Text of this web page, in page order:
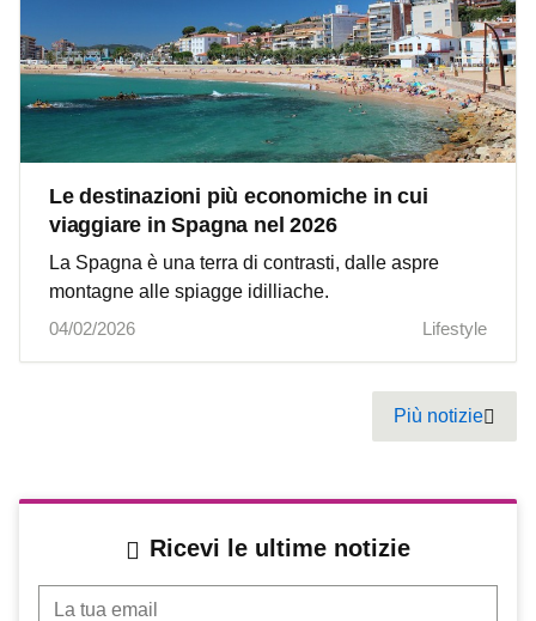
Le destinazioni più economiche in cui
viaggiare in Spagna nel 2026
La Spagna è una terra di contrasti, dalle aspre
montagne alle spiagge idilliache.
04/02/2026
Lifestyle
Più notizie
Ricevi le ultime notizie
La tua email